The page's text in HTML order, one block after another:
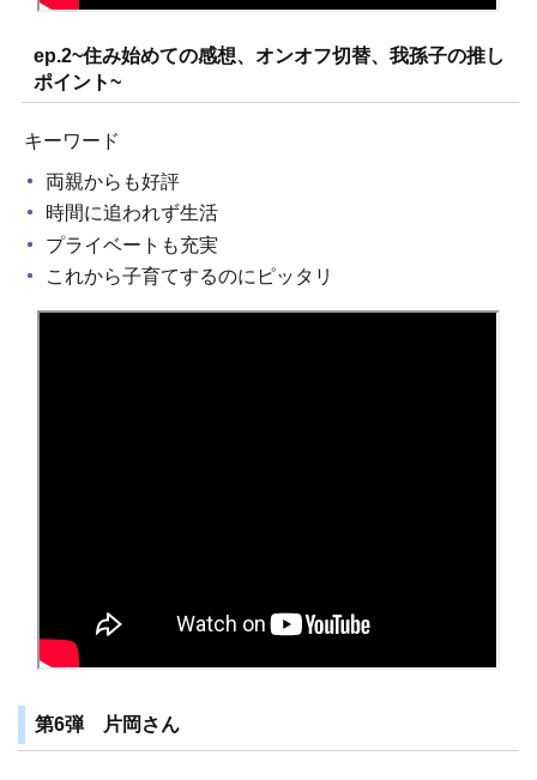
ep.2~住み始めての感想、オンオフ切替、我孫子の推し
ポイント~
キーワード
両親からも好評
時間に追われず生活
プライベートも充実
これから子育てするのにピッタリ
第6弾 片岡さん